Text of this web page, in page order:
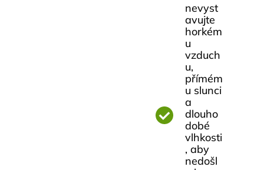
nevyst
avujte
horkém
u
vzduch
u,
přímém
u slunci
a
dlouho
dobé
vlhkosti
, aby
nedošl